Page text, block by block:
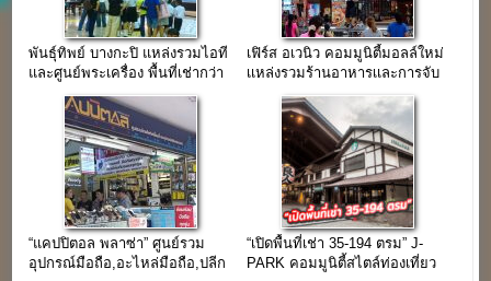
พันธุ์ทิพย์ บางกะปิ แหล่งรวมไอที
และศูนย์พระเครื่อง พื้นที่เช่ากว่า
เฟิร์ส อเวนิว คอมมูนิตี้มอลล์ใหม่
เเหล่งรวมร้านอาหารเเละการจับ
“แคปปิตอล พลาซ่า” ศูนย์รวม
อุปกรณ์มือถือ,อะไหล่มือถือ,ปลีก
“เปิดพื้นที่เช่า 35-194 ตรม” J-
PARK คอมมูนิตี้สไตล์ท่องเที่ยว